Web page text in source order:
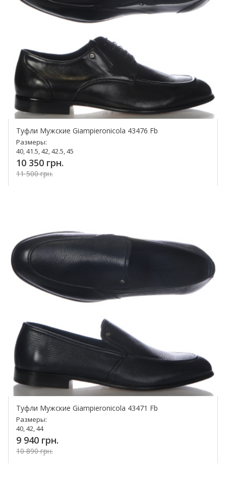
Туфли Мужские Giampieronicola 43476 Fb
Размеры:
40, 41.5, 42, 42.5, 45
10 350 грн.
11 500 грн.
Туфли Мужские Giampieronicola 43471 Fb
Размеры:
40, 42, 44
9 940 грн.
10 890 грн.